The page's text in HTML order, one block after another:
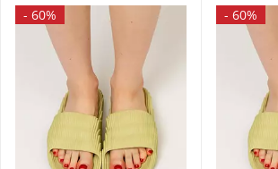
- 60% - 60%